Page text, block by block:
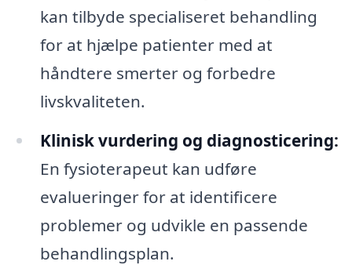
kan tilbyde specialiseret behandling
for at hjælpe patienter med at
håndtere smerter og forbedre
livskvaliteten.
Klinisk vurdering og diagnosticering:
En fysioterapeut kan udføre
evalueringer for at identificere
problemer og udvikle en passende
behandlingsplan.